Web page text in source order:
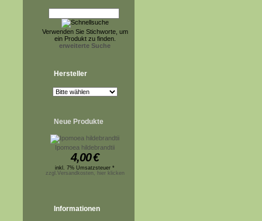
Verwenden Sie Stichworte, um
ein Produkt zu finden.
erweiterte Suche
Hersteller
Neue Produkte
Ipomoea hildebrandtii
4,00€
inkl. 7% Umsatzsteuer *
zzgl.Versandkosten, hier klicken
Informationen